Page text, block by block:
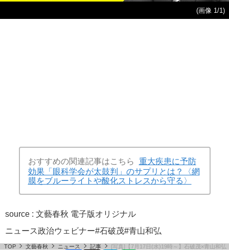
(画像 1/1)
おすすめの関連記事はこちら
重大疾患に予防
効果「眼科学会が太鼓判」のサプリとは？〈網
膜をブルーライトや酸化ストレスから守る〉
source : 文藝春秋 電子版オリジナル
ニュース政治ウェビナー#石破茂#青山和弘
TOP 文藝春秋 ニュース 記事 [写真]【7月17日(水)19時～】石破茂×青山和